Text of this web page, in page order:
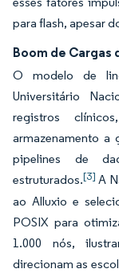
para flash, apesar
Boom de Cargas
O modelo de
Universitário
registros
armazenamento a
pipelines de
estruturados.[3] A
ao Alluxio e
POSIX para
1.000 nós,
direcionam as